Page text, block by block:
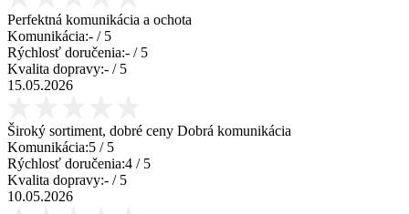
Perfektná komunikácia a ochota
Komunikácia:- / 5
Rýchlosť doručenia:- / 5
Kvalita dopravy:- / 5
15.05.2026
Široký sortiment, dobré ceny Dobrá komunikácia
Komunikácia:5 / 5
Rýchlosť doručenia:4 / 5
Kvalita dopravy:- / 5
10.05.2026